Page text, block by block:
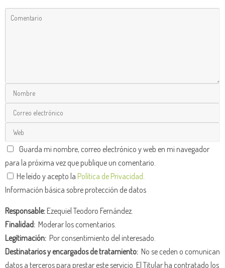
Guarda mi nombre, correo electrónico y web en mi navegador
para la próxima vez que publique un comentario.
He leído y acepto la Política de Privacidad
Información básica sobre protección de datos
Responsable:Ezequiel Teodoro Fernández.
Finalidad: Moderar los comentarios.
Legitimación: Por consentimiento del interesado.
Destinatarios y encargados de tratamiento: No se ceden o comunican
datos a terceros para prestar este servicio. El Titular ha contratado los